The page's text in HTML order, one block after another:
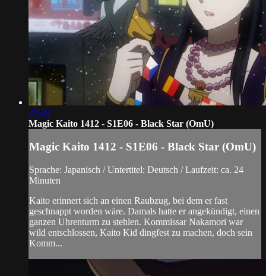
23:49
Magic Kaito 1412 - S1E06 - Black Star (OmU)
Magic Kaito 1412 - S1E06 - Black Star (OmU)
Sprache: Japanisch / Untertitel: Deutsch / Laufzeit: ca. 24
Minuten
Kaito erinnert sich an einen Raubzug, bei dem er fast
geschnappt worden wäre. Damals hatte er angekündigt, einen
ganzen Uhrenturm zu stehlen. Kommissar Nakamori war
wild entschlossen, Kaito Kid dingfest zu machen, doch sein
Komm...